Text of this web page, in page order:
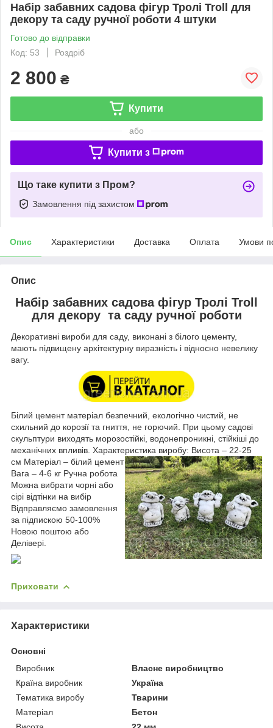
Набір забавних садова фігур Тролі Troll для
декору та саду ручної роботи 4 штуки
Готово до відправки
Код: 53
Роздріб
2 800 ₴
Купити
або
Купити з
Що таке купити з Пром?
Замовлення під захистом
Опис Характеристики Доставка Оплата Умови
Опис
Набір забавних садова фігур Тролі Troll
для декору та саду ручної роботи
Декоративні вироби для саду, виконані з білого цементу,
мають підвищену архітектурну виразність і відносно невелику
вагу.
Білий цемент матеріал безпечний, екологічно чистий, не
схильний до корозії та гниття, не горючий. При цьому садові
скульптури виходять морозостійкі, водонепроникні, стійкіші до
механічних впливів. Характеристика виробу: Висота – 22-25
см Матеріал – білий цемент
Вага – 4-6 кг Ручна робота
Можна вибрати чорні або
сірі відтінки на вибір
Відправляємо замовлення
за підпискою 50-100%
Новою поштою або
Делівері.
Приховати
Характеристики
Основні
Виробник
Власне виробництво
Країна виробник
Україна
Тематика виробу
Тварини
Матеріал
Бетон